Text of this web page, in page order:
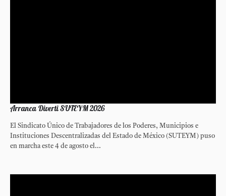
Arranca Diverti SUTEYM 2026
El Sindicato Único de Trabajadores de los Poderes, Municipios e
Instituciones Descentralizadas del Estado de México (SUTEYM) puso
en marcha este 4 de agosto el...